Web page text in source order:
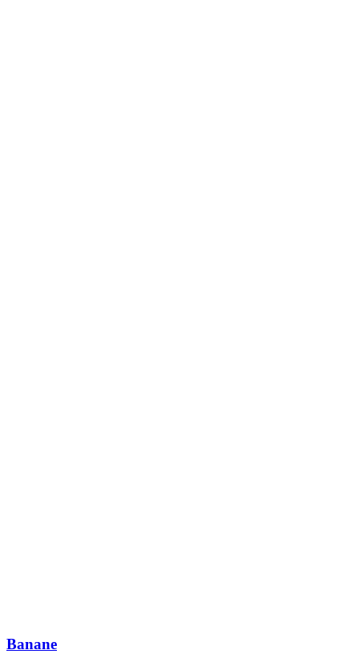
Banane